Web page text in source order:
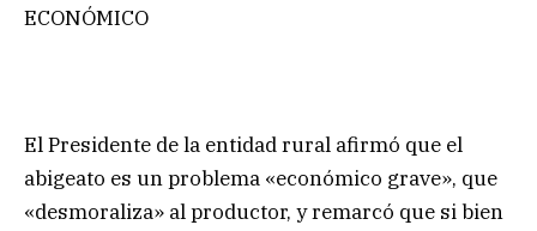
ECONÓMICO
El Presidente de la entidad rural afirmó que el
abigeato es un problema «económico grave», que
«desmoraliza» al productor, y remarcó que si bien